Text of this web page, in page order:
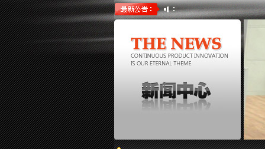
扒渣机 扒矿机 关于我